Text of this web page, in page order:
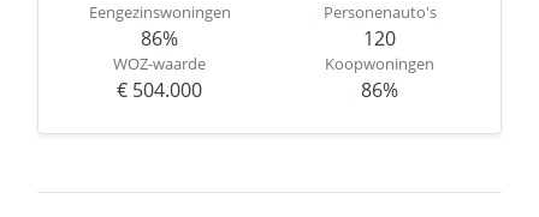
Eengezinswoningen
86%
Personenauto's
120
WOZ-waarde
€ 504.000
Koopwoningen
86%